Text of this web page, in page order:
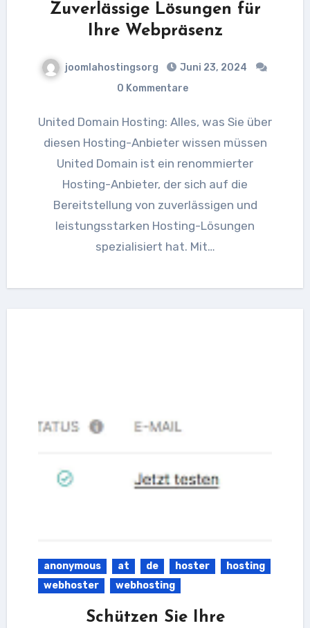
Zuverlässige Lösungen für
Ihre Webpräsenz
joomlahostingsorg
Juni 23, 2024
0 Kommentare
United Domain Hosting: Alles, was Sie über
diesen Hosting-Anbieter wissen müssen
United Domain ist ein renommierter
Hosting-Anbieter, der sich auf die
Bereitstellung von zuverlässigen und
leistungsstarken Hosting-Lösungen
spezialisiert hat. Mit…
anonymous at de hoster
hosting
webhoster
webhosting
Schützen Sie Ihre